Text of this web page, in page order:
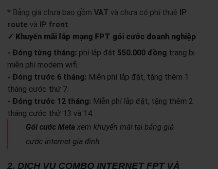
* Bảng giá chưa bao gồm VAT và chưa có phí thuê IP
route và IP front
✓ Khuyến mãi lắp mạng FPT gói cước doanh nghiệp
- Đóng từng tháng: phí lắp đặt 550.000 đồng trang bị
miễn phí modem wifi.
- Đóng trước 6 tháng: Miễn phí lắp đặt, tặng thêm 1
tháng cước thứ 7.
- Đóng trước 12 tháng: Miễn phí lắp đặt, tặng thêm 2
tháng cước thứ 13 và 14.
Gói cước Meta xem khuyến mãi tại bảng giá
cước internet gia đình
2. DỊCH VỤ COMBO INTERNET FPT VÀ